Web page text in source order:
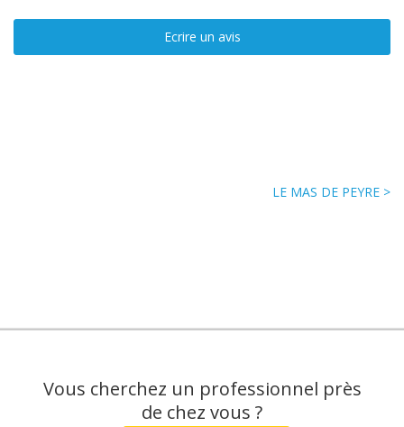
Ecrire un avis
LE MAS DE PEYRE >
Vous cherchez un professionnel près